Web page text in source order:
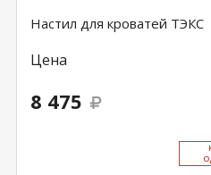
Настил для кроватей ТЭКС
Цена
8 475